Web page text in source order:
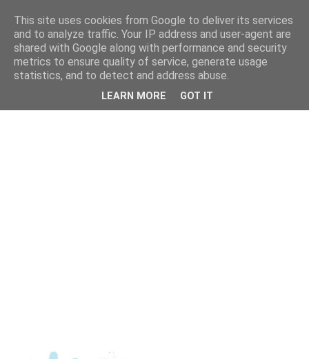
This site uses cookies from Google to deliver its services
and to analyze traffic. Your IP address and user-agent are
shared with Google along with performance and security
metrics to ensure quality of service, generate usage
statistics, and to detect and address abuse.
LEARN MORE GOT IT